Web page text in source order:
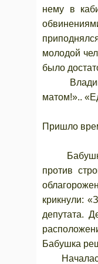
нему в
молодой
было
Владимир
матом!»..
Пришло
Бабушка
против
крикнули:
депутата.
Бабушка
Началась